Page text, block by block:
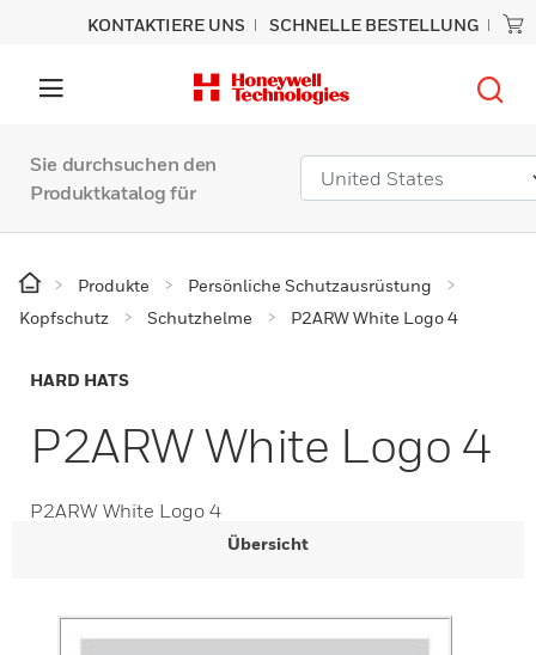
KONTAKTIERE UNS SCHNELLE BESTELLUNG
Sie durchsuchen den
Produktkatalog für
Produkte
Persönliche Schutzausrüstung
Kopfschutz
Schutzhelme P2ARW White Logo 4
HARD HATS
P2ARW White Logo 4
P2ARW White Logo 4
Übersicht